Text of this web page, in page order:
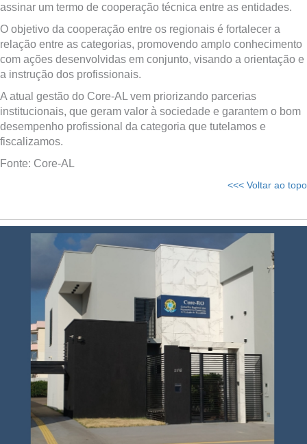
assinar um termo de cooperação técnica entre as entidades.
O objetivo da cooperação entre os regionais é fortalecer a
relação entre as categorias, promovendo amplo conhecimento
com ações desenvolvidas em conjunto, visando a orientação e
a instrução dos profissionais.
A atual gestão do Core-AL vem priorizando parcerias
institucionais, que geram valor à sociedade e garantem o bom
desempenho profissional da categoria que tutelamos e
fiscalizamos.
Fonte: Core-AL
<<< Voltar ao topo